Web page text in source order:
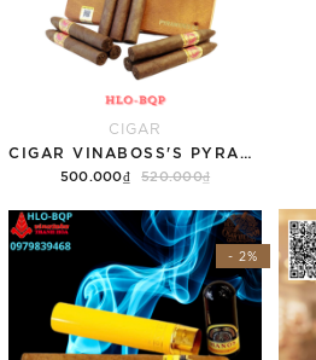
CIGAR
500.000₫ 520.000₫
Thêm vào giỏ hàng
- 2%